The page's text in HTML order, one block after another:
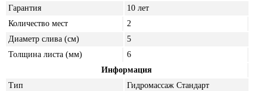
Гарантия
10 лет
Количество мест
2
Диаметр слива (см)
5
Толщина листа (мм)
6
Информация
Тип
Гидромассаж Стандарт